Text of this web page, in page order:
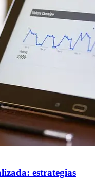
estrategias